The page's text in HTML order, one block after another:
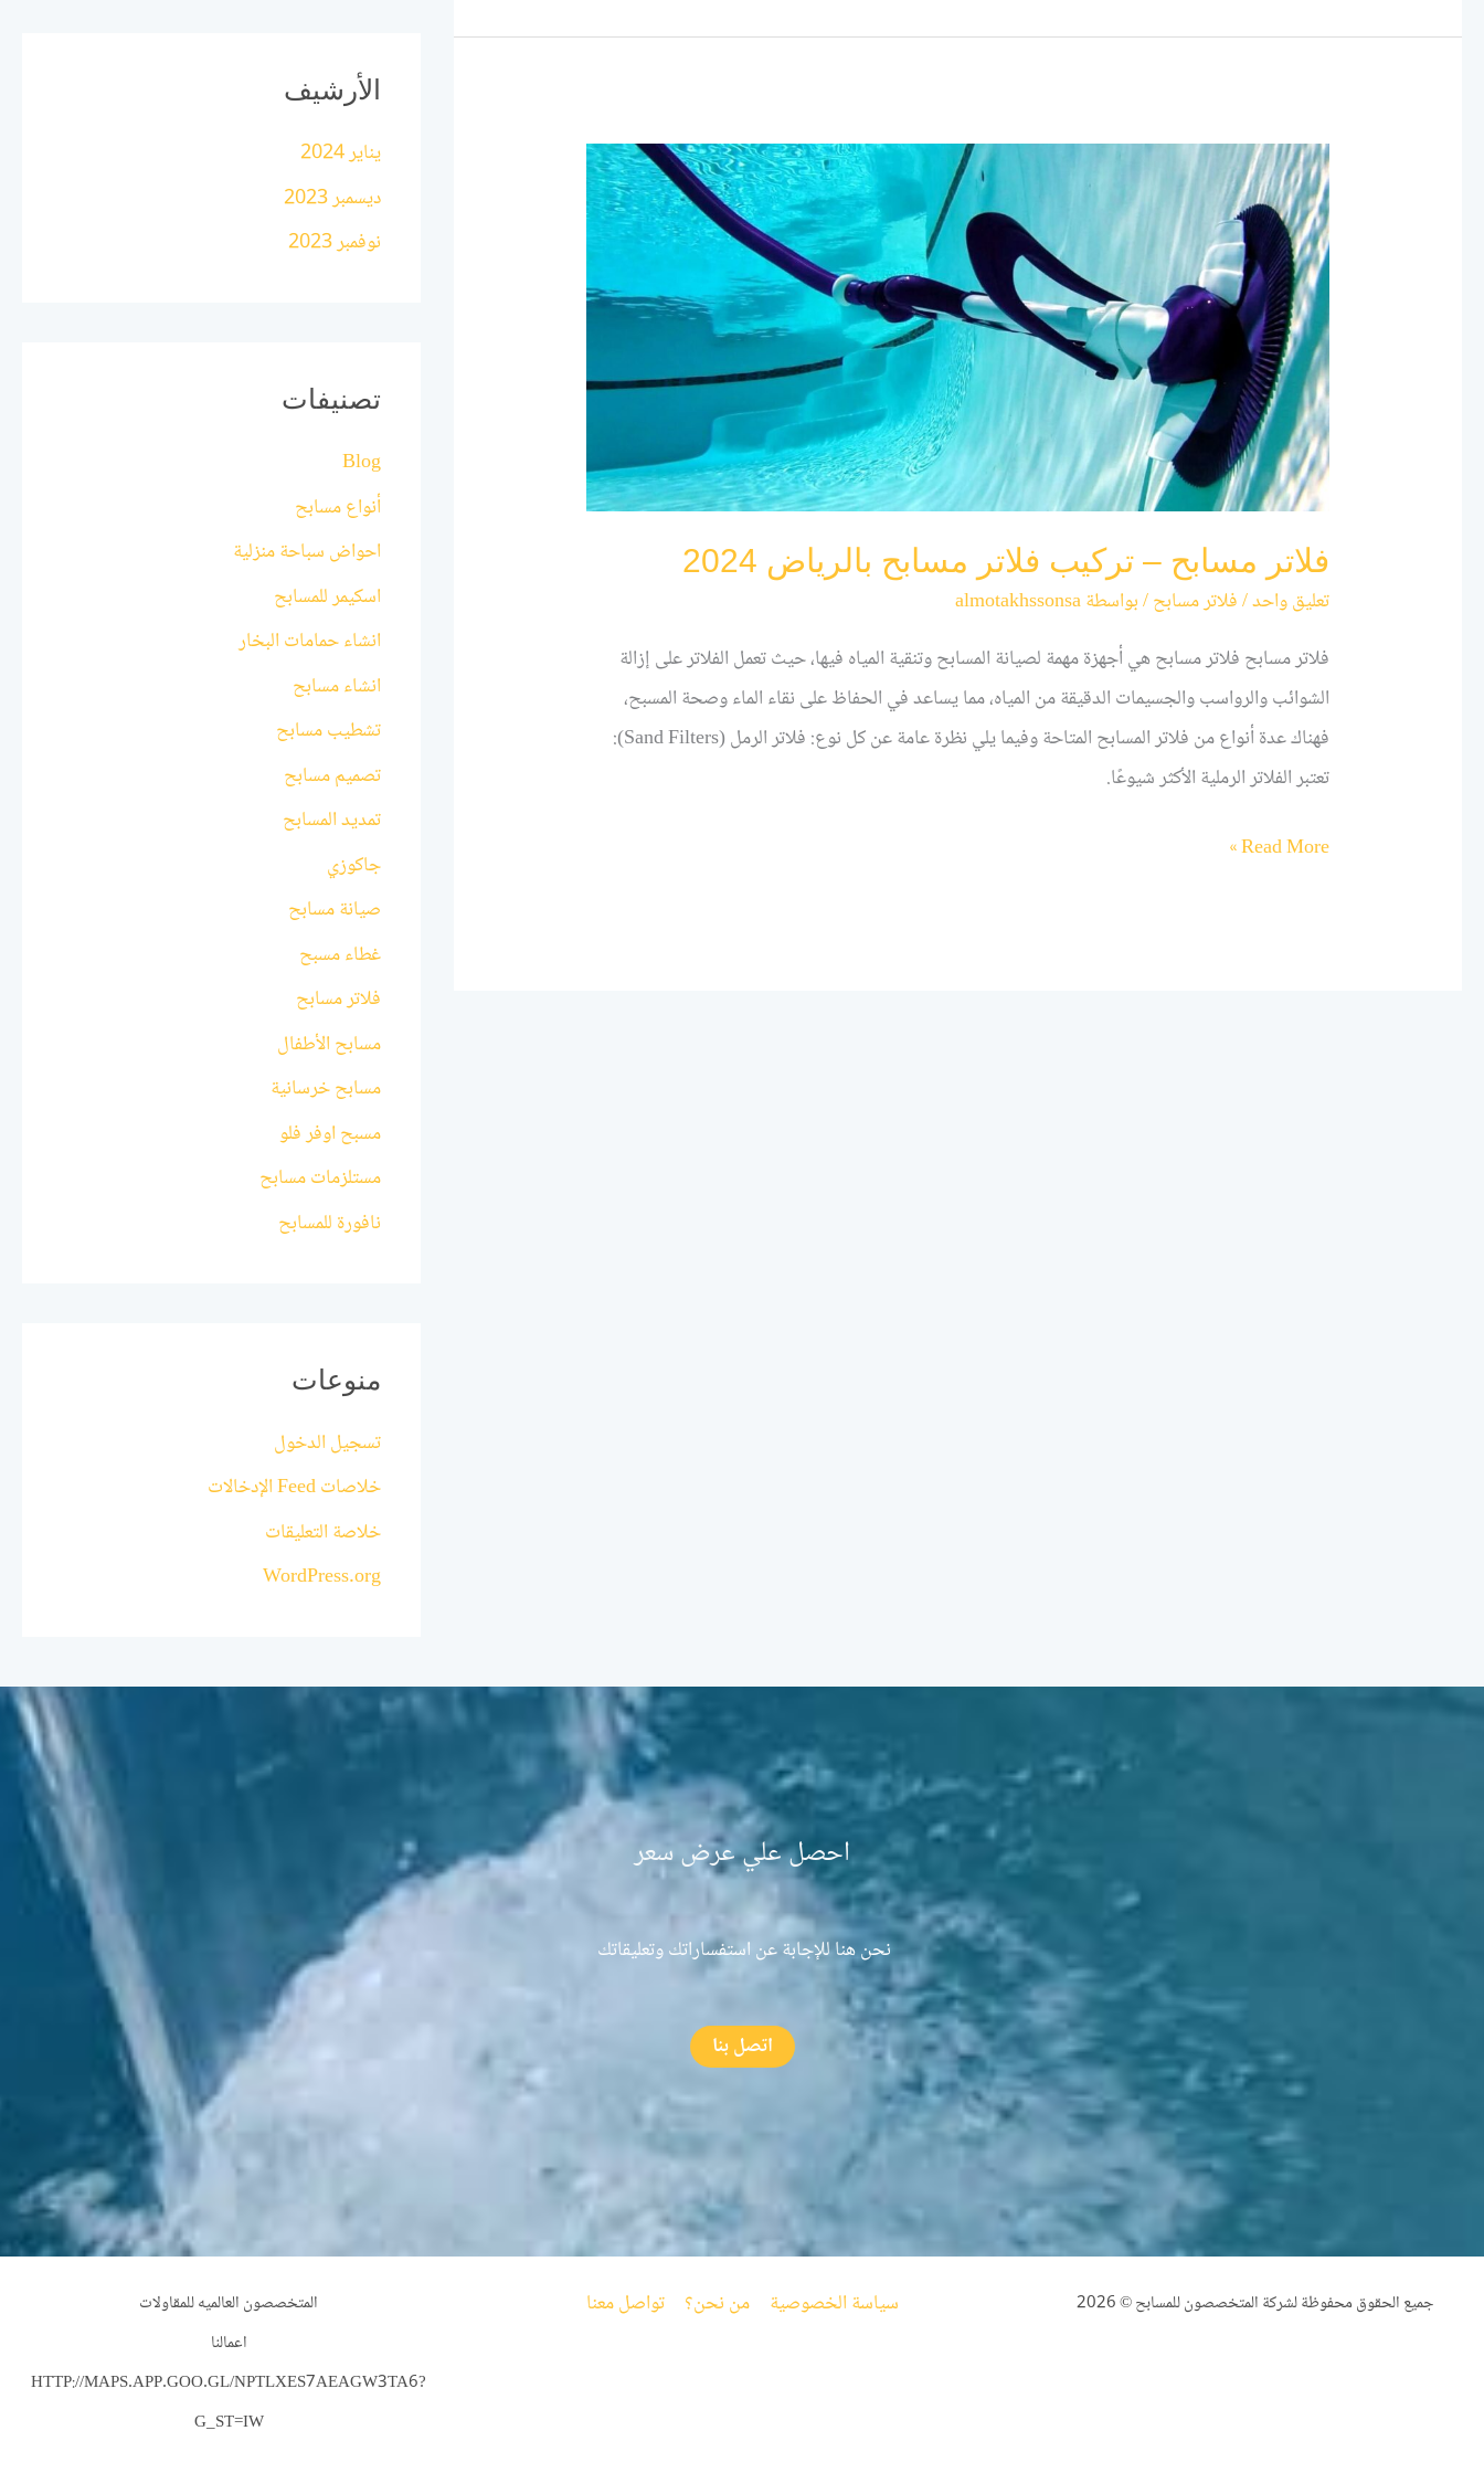
فلاتر مسابح – تركيب فلاتر مسابح بالرياض 2024
تعليق واحد/فلاتر مسابح/ بواسطةalmotakhssonsa
فلاتر مسابح فلاتر مسابح هي أجهزة مهمة لصيانة المسابح وتنقية المياه فيها، حيث تعمل الفلاتر على إزالة
الشوائب والرواسب والجسيمات الدقيقة من المياه، مما يساعد في الحفاظ على نقاء الماء وصحة المسبح،
فهناك عدة أنواع من فلاتر المسابح المتاحة وفيما يلي نظرة عامة عن كل نوع: فلاتر الرمل (Sand Filters):
تعتبر الفلاتر الرملية الأكثر شيوعًا.
فلاتر
مسابح
–
تركيب
فلاتر
مسابح
بالرياض
2024
Read More »
الأرشيف
يناير 2024
ديسمبر 2023
نوفمبر 2023
تصنيفات
Blog
أنواع مسابح
احواض سباحة منزلية
اسكيمر للمسابح
انشاء حمامات البخار
انشاء مسابح
تشطيب مسابح
تصميم مسابح
تمديد المسابح
جاكوزي
صيانة مسابح
غطاء مسبح
فلاتر مسابح
مسابح الأطفال
مسابح خرسانية
مسبح اوفر فلو
مستلزمات مسابح
نافورة للمسابح
منوعات
تسجيل الدخول
خلاصات Feed الإدخالات
خلاصة التعليقات
WordPress.org
احصل علي عرض سعر
نحن هنا للإجابة عن استفساراتك وتعليقاتك
اتصل بنا
جميع الحقوق محفوظة لشركة المتخصصون للمسابح © 2026 سياسة الخصوصية من نحن؟ تواصل معنا
المتخصصون العالميه للمقاولات
اعمالنا
HTTP://MAPS.APP.GOO.GL/NPTLXES7AEAGW3TA6?
G_ST=IW